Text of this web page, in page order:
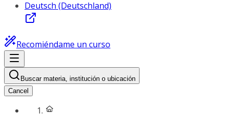
Deutsch (Deutschland)
Recomiéndame un curso
Buscar materia, institución o ubicación
Cancel